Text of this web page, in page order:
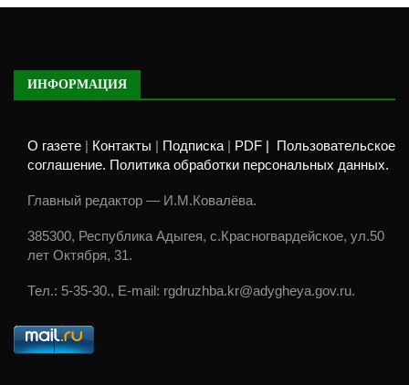
ИНФОРМАЦИЯ
О газете Контакты Подписка PDF |
Пользовательское
соглашение. Политика обработки персональных данных.
Главный редактор — И.М.Ковалёва.
385300, Республика Адыгея, с.Красногвардейское, ул.50
лет Октября, 31.
Тел.: 5-35-30., E-mail: rgdruzhba.kr@adygheya.gov.ru.